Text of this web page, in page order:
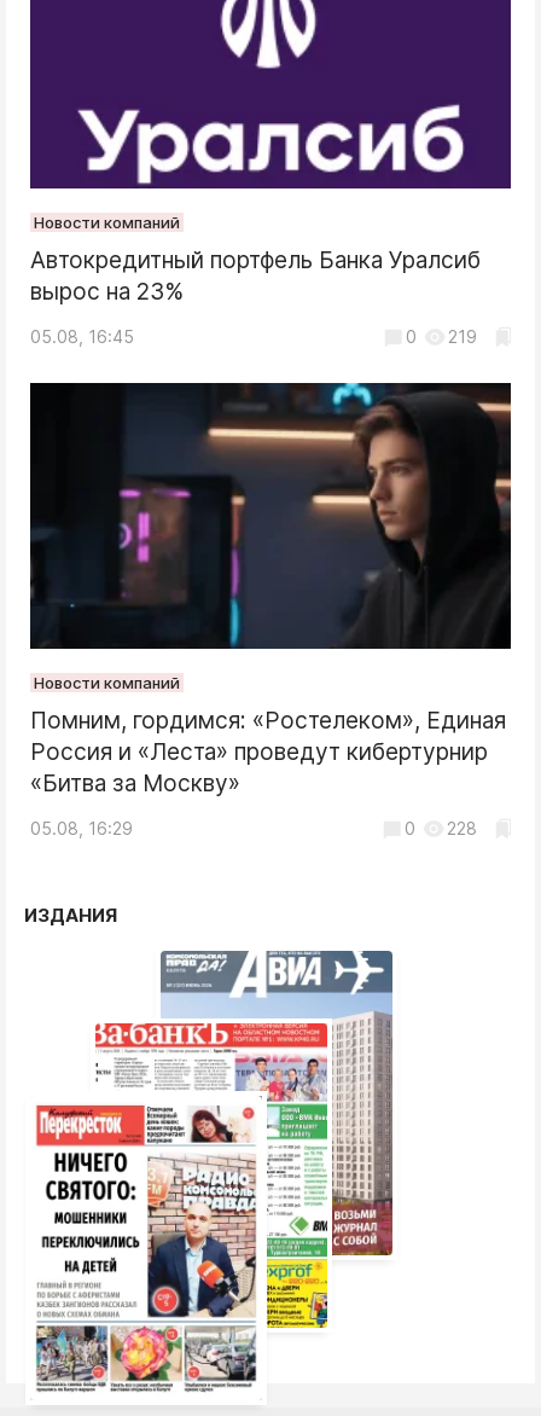
Новости компаний
Автокредитный портфель Банка Уралсиб
вырос на 23%
05.08, 16:45 0 219
Новости компаний
Помним, гордимся: «Ростелеком», Единая
Россия и «Леста» проведут кибертурнир
«Битва за Москву»
05.08, 16:29 0 228
ИЗДАНИЯ